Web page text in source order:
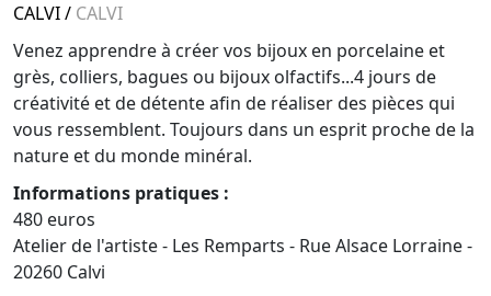
CALVI/ CALVI
Venez apprendre à créer vos bijoux en porcelaine et
grès, colliers, bagues ou bijoux olfactifs...4 jours de
créativité et de détente afin de réaliser des pièces qui
vous ressemblent. Toujours dans un esprit proche de la
nature et du monde minéral.
Informations pratiques :
480 euros
Atelier de l'artiste - Les Remparts - Rue Alsace Lorraine -
20260 Calvi